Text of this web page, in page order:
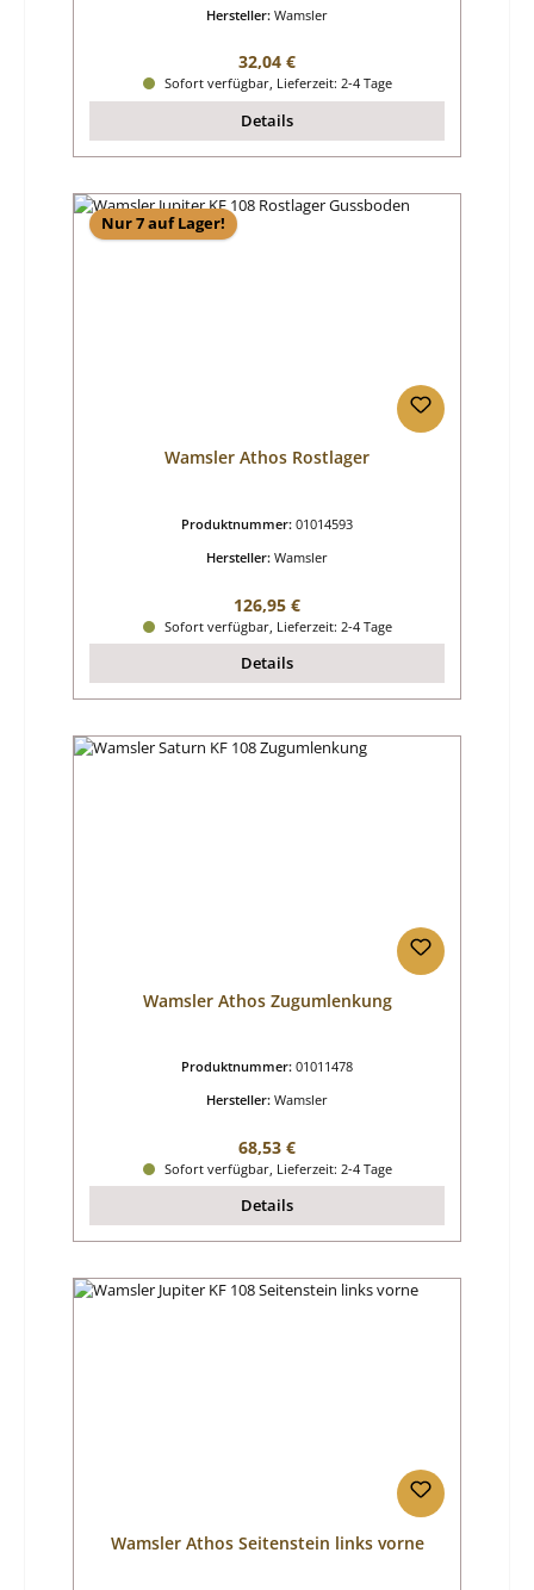
Hersteller: Wamsler
Regulärer Preis:
32,04 €
Sofort verfügbar, Lieferzeit: 2-4 Tage
Details
Nur 7 auf Lager!
Wamsler Athos Rostlager
Produktnummer: 01014593
Hersteller: Wamsler
Regulärer Preis:
126,95 €
Sofort verfügbar, Lieferzeit: 2-4 Tage
Details
Wamsler Athos Zugumlenkung
Produktnummer: 01011478
Hersteller: Wamsler
Regulärer Preis:
68,53 €
Sofort verfügbar, Lieferzeit: 2-4 Tage
Details
Wamsler Athos Seitenstein links vorne